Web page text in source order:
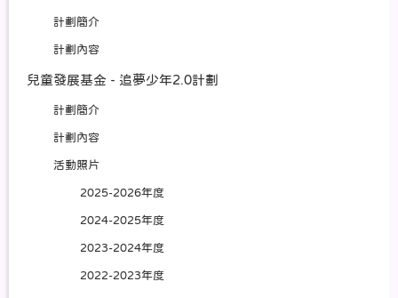
計劃簡介
計劃內容
兒童發展基金 - 追夢少年2.0計劃
計劃簡介
計劃內容
活動照片
2025-2026年度
2024-2025年度
2023-2024年度
2022-2023年度